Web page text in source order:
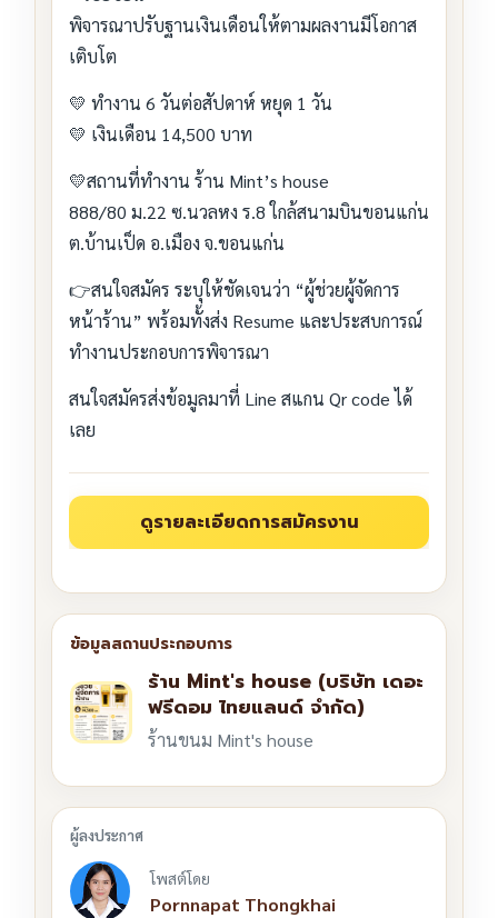
พิจารณาปรับฐานเงินเดือนให้ตามผลงานมีโอกาส
เติบโต
💛 ทำงาน 6 วันต่อสัปดาห์ หยุด 1 วัน
💛 เงินเดือน 14,500 บาท
💛สถานที่ทำงาน ร้าน Mint’s house
888/80 ม.22 ซ.นวลหง ร.8 ใกล้สนามบินขอนแก่น
ต.บ้านเป็ด อ.เมือง จ.ขอนแก่น
👉สนใจสมัคร ระบุให้ชัดเจนว่า “ผู้ช่วยผู้จัดการ
หน้าร้าน” พร้อมทั้งส่ง Resume และประสบการณ์
ทำงานประกอบการพิจารณา
สนใจสมัครส่งข้อมูลมาที่ Line สแกน Qr code ได้
เลย
ร้าน Mint's house (บริษัท เดอะ
ฟรีดอม ไทยแลนด์ จำกัด)
ร้านขนม Mint's house
โพสต์โดย
Pornnapat Thongkhai